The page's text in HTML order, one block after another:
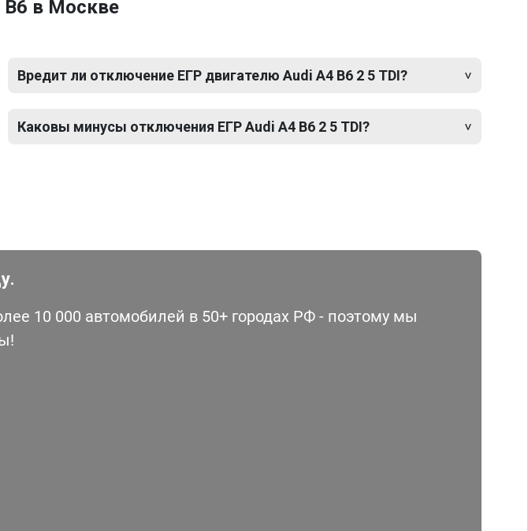
B6 в Москве
Вредит ли отключение ЕГР двигателю Audi A4 B6 2 5 TDI?
Каковы минусы отключения ЕГР Audi A4 B6 2 5 TDI?
10 000 автомобилей в 50+ городах РФ - поэтому мы